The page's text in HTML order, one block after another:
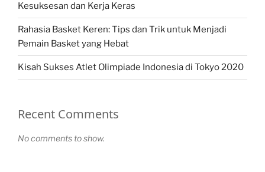
Kesuksesan dan Kerja Keras
Rahasia Basket Keren: Tips dan Trik untuk Menjadi
Pemain Basket yang Hebat
Kisah Sukses Atlet Olimpiade Indonesia di Tokyo 2020
Recent Comments
No comments to show.